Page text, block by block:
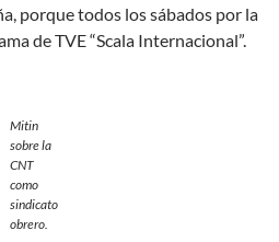
porque todos los sábados por la
de TVE “Scala Internacional”.
Mitin
sobre la
CNT
como
sindicato
obrero.